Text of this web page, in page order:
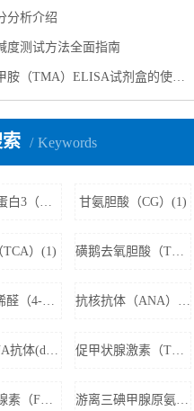
分析介绍
度测试方法全面指南
（TMA）ELISA试剂盒的使用方法
Keywords
高密度脂蛋白3（HDL3）(1) 甘氨胆酸（CG）(1)
）(1) 磺鹅去氧胆酸（TCDCA）(1)
4-羟基壬烯醛（4-HNE）(1) 抗核抗体（ANA）(1)
抗双链DNA抗体(dsDNA)(1) 促甲状腺激素（TSH）(1)
游离甲状腺素（FT4）(1) 游离三碘甲腺原氨酸（FT3）(1)